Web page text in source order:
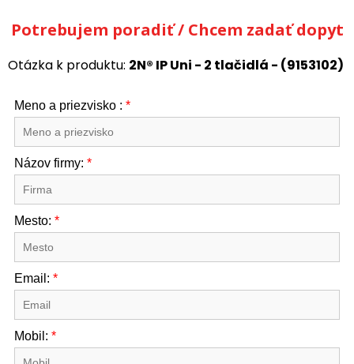
Potrebujem poradiť / Chcem zadať dopyt
Otázka k produktu: 2N® IP Uni - 2 tlačidlá - (9153102)